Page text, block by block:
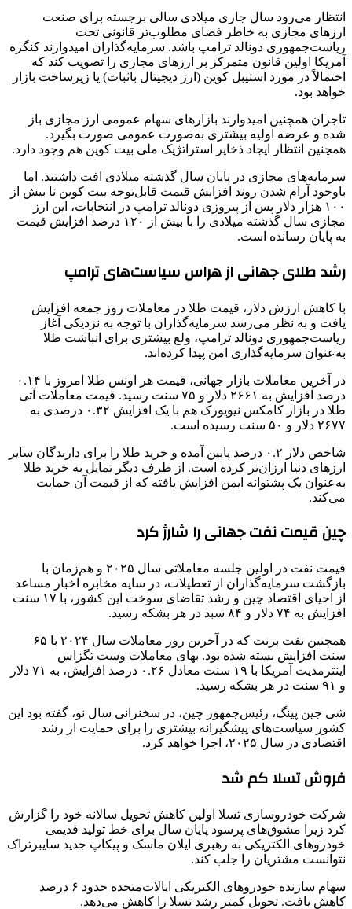
انتظار می‌رود سال جاری میلادی سالی برجسته برای صنعت
ارزهای مجازی به خاطر فضای مطلوب‌تر قانونی تحت
ریاست‌جمهوری دونالد ترامپ باشد. سرمایه‌گذاران امیدوارند کنگره
آمریکا اولین قانون متمرکز بر ارزهای مجازی را تصویب کند که
احتمالاً در مورد استیبل کوین (ارز دیجیتال باثبات) یا زیرساخت بازار
خواهد بود.
تاجران همچنین امیدوارند بازارهای سهام عمومی ارز مجازی باز
شده و عرضه اولیه بیشتری به‌صورت عمومی صورت بگیرد.
همچنین انتظار ایجاد ذخایر استراتژیک ملی بیت کوین هم وجود دارد.
سرمایه‌های مجازی در پایان سال گذشته میلادی افت داشتند. اما
باوجود آرام شدن روند افزایش قیمت قابل‌توجه بیت کوین تا بیش از
۱۰۰ هزار دلار پس از پیروزی دونالد ترامپ در انتخابات، این ارز
مجازی سال گذشته میلادی را با بیش از ۱۲۰ درصد افزایش قیمت
به پایان رسانده است.
رشد طلای جهانی از هراس سیاست‌های ترامپ
با کاهش ارزش دلار، قیمت طلا در معاملات روز جمعه افزایش
یافت و به نظر می‌رسد سرمایه‌گذاران با توجه به نزدیکی آغاز
ریاست‌جمهوری دونالد ترامپ، ولع بیشتری برای انباشت طلا
به‌عنوان سرمایه‌گذاری امن پیدا کرده‌اند.
در آخرین معاملات بازار جهانی، قیمت هر اونس طلا امروز با ۰.۱۴
درصد افزایش به ۲۶۶۱ دلار و ۷۵ سنت رسید. قیمت معاملات آتی
طلا در بازار کامکس نیویورک هم با یک افزایش ۰.۳۲ درصدی به
۲۶۷۷ دلار و ۵۰ سنت رسیده است.
شاخص دلار ۰.۲ درصد پایین آمده و خرید طلا را برای دارندگان سایر
ارزهای دنیا ارزان‌تر کرده است. از طرف دیگر تمایل به خرید طلا
به‌عنوان یک پشتوانه ایمن افزایش یافته که از قیمت آن حمایت
می‌کند.
چین قیمت نفت جهانی را شارژ کرد
قیمت نفت در اولین جلسه معاملاتی سال ۲۰۲۵ و هم‌زمان با
بازگشت سرمایه‌گذاران از تعطیلات، در سایه مخابره اخبار مساعد
از احیای اقتصاد چین و رشد تقاضای سوخت این کشور، با ۱۷ سنت
افزایش به ۷۴ دلار و ۸۴ سبد در هر بشکه رسید.
همچنین نفت برنت که در آخرین روز معاملات سال ۲۰۲۴ با ۶۵
سنت افزایش بسته شده بود. بهای معاملات وست تگزاس
اینترمدیت آمریکا با ۱۹ سنت معادل ۰.۲۶ درصد افزایش، به ۷۱ دلار
و ۹۱ سنت در هر بشکه رسید.
شی جین پینگ، رئیس‌جمهور چین، در سخنرانی سال نو، گفته بود این
کشور سیاست‌های پیشگیرانه بیشتری را برای حمایت از رشد
اقتصادی در سال ۲۰۲۵، اجرا خواهد کرد.
فروش تسلا کم شد
شرکت خودروسازی تسلا اولین کاهش تحویل سالانه خود را گزارش
کرد زیرا مشوق‌های پرسود پایان سال برای خط تولید قدیمی
خودروهای الکتریکی به رهبری ایلان ماسک و پیکاپ جدید سایبرتراک
نتوانست مشتریان را جلب کند.
سهام سازنده خودروهای الکتریکی ایالات‌متحده حدود ۶ درصد
کاهش یافت. تحویل کمتر رشد تسلا را کاهش می‌دهد.